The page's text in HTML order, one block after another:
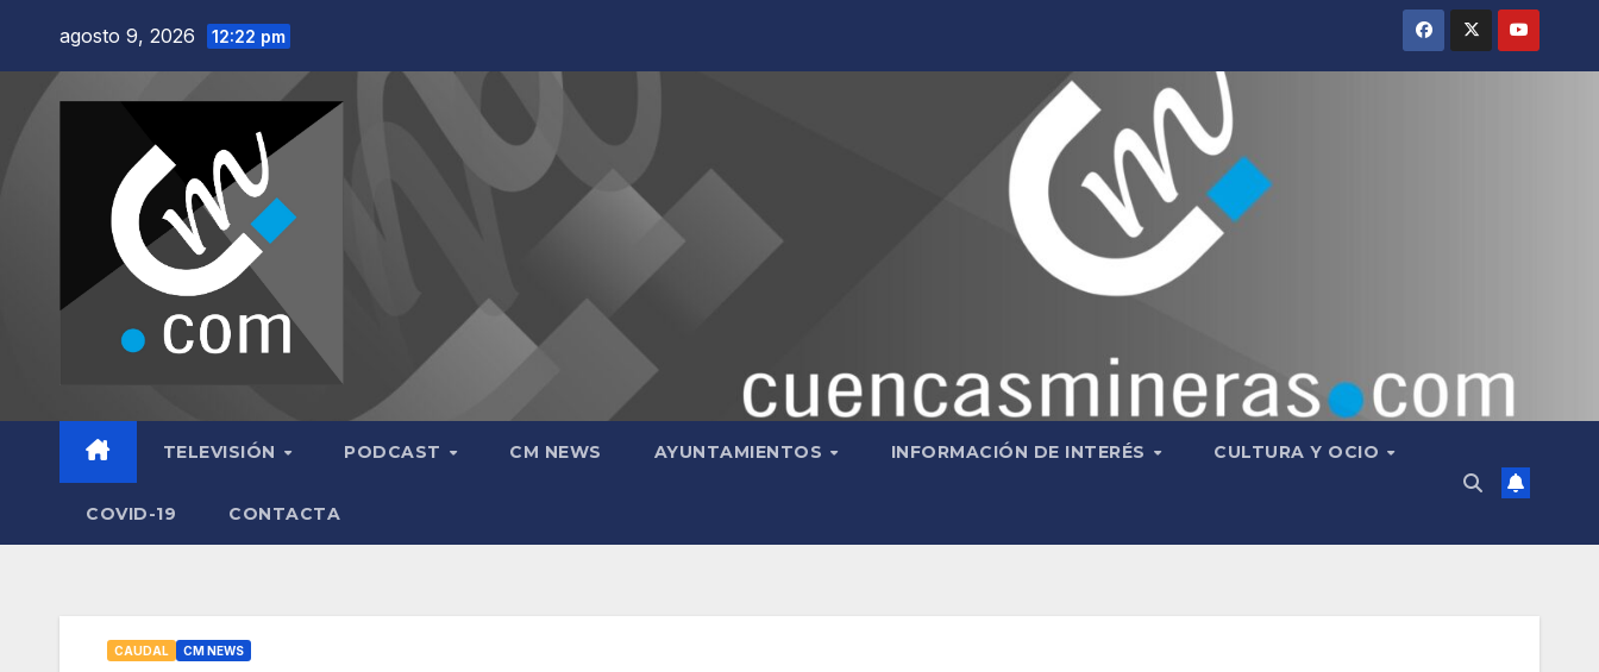
contenido
agosto 9, 2026 12:22 pm
TELEVISIÓN PODCAST CM NEWS AYUNTAMIENTOS INFORMACIÓN DE INTERÉS CULTURA Y OCIO
COVID-19 CONTACTA
CAUDAL CM NEWS